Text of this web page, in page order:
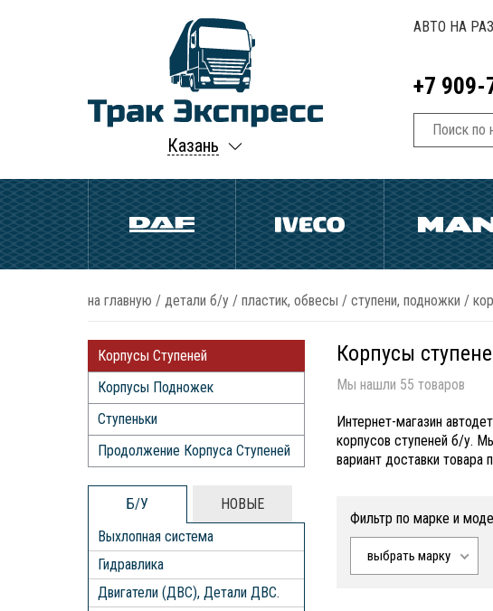
Казань
АВТО НА
+7 909-
на главную / детали б/у / пластик, обвесы / ступени, подножки /
Корпусы Ступеней
Корпусы Подножек
Ступеньки
Продолжение Корпуса Ступеней
Б/У
НОВЫЕ
Выхлопная система
Гидравлика
Двигатели (ДВС), Детали ДВС.
Корпусы
Мы нашли 55 товаров
Интернет-магазин
корпусов ступеней б/у.
вариант доставки
Фильтр по марке и
выбрать марку